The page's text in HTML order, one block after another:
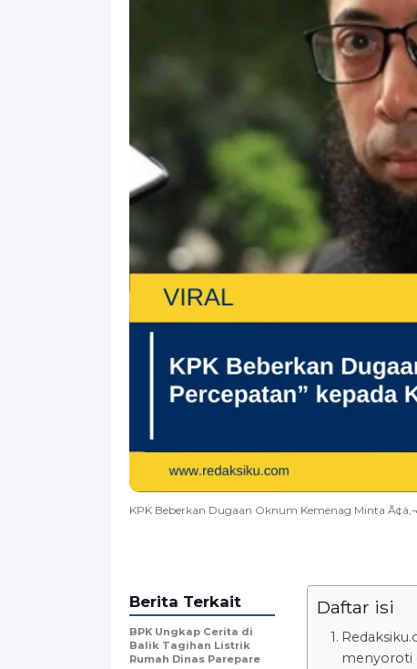
KPK Beberkan Dugaan Oknum Kemenag Minta
Daftar isi
menyoroti
Berita Terkait
BPK Ungkap Cerita di
Balik Tagihan Listrik
Rumah Dinas Parepare